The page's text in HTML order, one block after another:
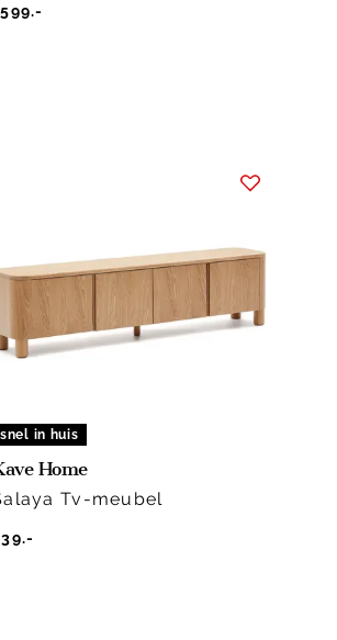
snel in huis
Home
Tv-meubel